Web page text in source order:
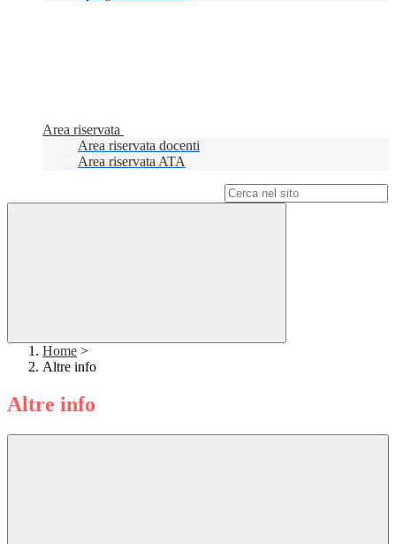
Area riservata
Area riservata docenti
Area riservata ATA
Home >
Altre info
Altre info